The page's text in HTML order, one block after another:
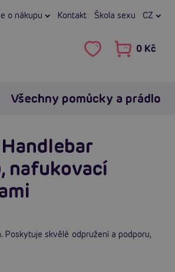
o nákupu Kontakt Škola sexu CZ
0 Kč
Všechny pomůcky a prádlo
nafukovací
skvělé odpružení a podporu,